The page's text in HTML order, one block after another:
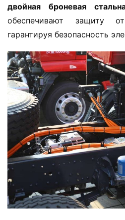
ь
двойная броневая
обеспечивают защиту
гарантируя безопасность